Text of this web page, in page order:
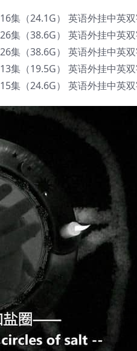
（24.1G） 英语外挂中英
集（38.6G） 英语外挂中英
集（38.6G） 英语外挂中英
集（19.5G） 英语外挂中英
（24.6G） 英语外挂中英